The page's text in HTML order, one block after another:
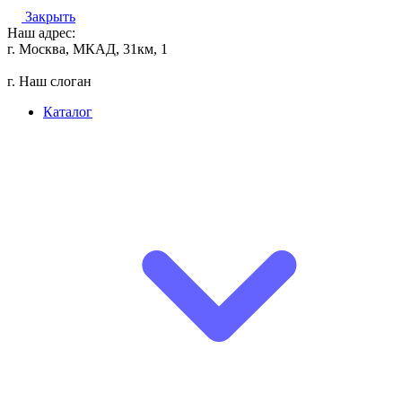
Закрыть
Наш адрес:
г. Москва, МКАД, 31км, 1
г. Наш слоган
Каталог